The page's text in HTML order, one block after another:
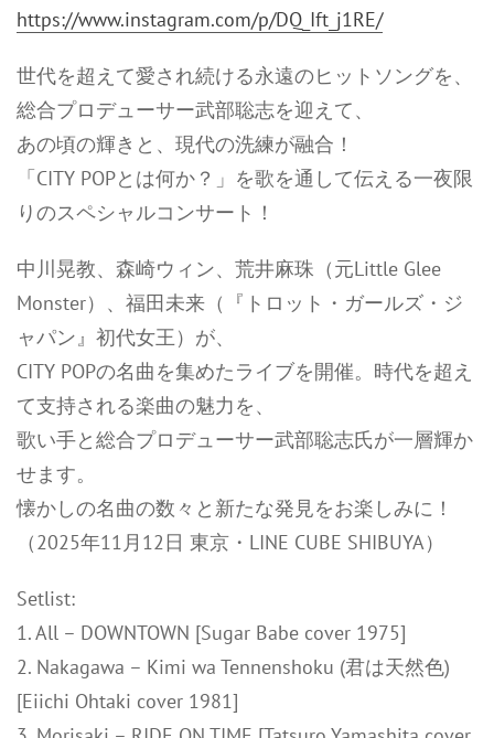
https://www.instagram.com/p/DQ_Ift_j1RE/
世代を超えて愛され続ける永遠のヒットソングを、
総合プロデューサー武部聡志を迎えて、
あの頃の輝きと、現代の洗練が融合！
「CITY POPとは何か？」を歌を通して伝える一夜限
りのスペシャルコンサート！
中川晃教、森崎ウィン、荒井麻珠（元Little Glee
Monster）、福田未来（『トロット・ガールズ・ジ
ャパン』初代女王）が、
CITY POPの名曲を集めたライブを開催。時代を超え
て支持される楽曲の魅力を、
歌い手と総合プロデューサー武部聡志氏が一層輝か
せます。
懐かしの名曲の数々と新たな発見をお楽しみに！
（2025年11月12日 東京・LINE CUBE SHIBUYA）
Setlist:
1. All – DOWNTOWN [Sugar Babe cover 1975]
2. Nakagawa – Kimi wa Tennenshoku (君は天然色)
[Eiichi Ohtaki cover 1981]